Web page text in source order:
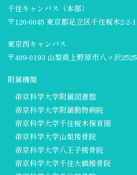
千住キャンパス（本部）
〒120-0045 東京都足立区千住桜木2-2-1
東京西キャンパス
〒409-0193 山梨県上野原市八ッ沢2525
附属機関
帝京科学大学附属図書館
帝京科学大学附属動物病院
帝京科学大学千住桜木保育園
帝京科学大学山梨接骨院
帝京科学大学八王子接骨院
帝京科学大学千住大橋接骨院